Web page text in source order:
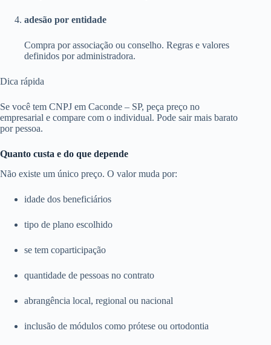
adesão por entidade
Compra por associação ou conselho. Regras e valores
definidos por administradora.
Dica rápida
Se você tem CNPJ em Caconde – SP, peça preço no
empresarial e compare com o individual. Pode sair mais barato
por pessoa.
Quanto custa e do que depende
Não existe um único preço. O valor muda por:
idade dos beneficiários
tipo de plano escolhido
se tem coparticipação
quantidade de pessoas no contrato
abrangência local, regional ou nacional
inclusão de módulos como prótese ou ortodontia